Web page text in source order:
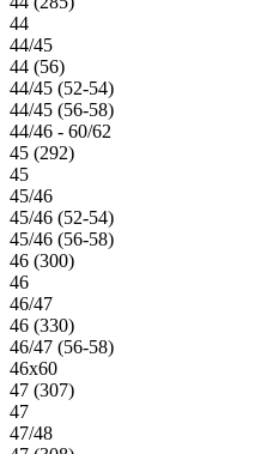
44
44/45
44 (56)
44/45 (52-54)
44/45 (56-58)
44/46 - 60/62
45 (292)
45
45/46
45/46 (52-54)
45/46 (56-58)
46 (300)
46
46/47
46 (330)
46/47 (56-58)
46х60
47 (307)
47
47/48